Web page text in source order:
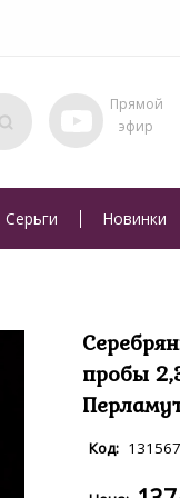
Серьги Новинки
пробы
131567